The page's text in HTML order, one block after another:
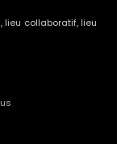
lieu collaboratif, lieu